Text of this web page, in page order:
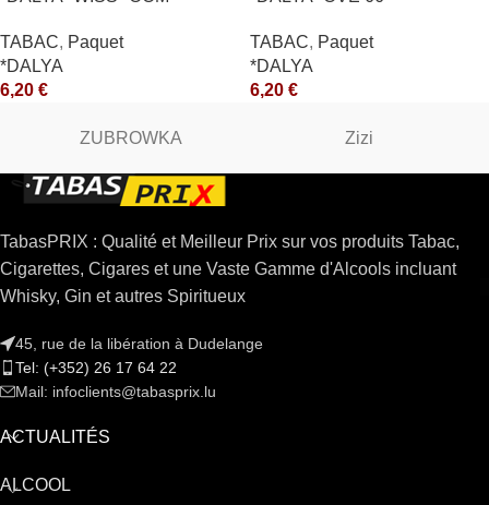
TABAC, Paquet
*DALYA
6,20 €
TABAC, Paquet
*DALYA
6,20 €
ZUBROWKA Zizi
TabasPRIX : Qualité et Meilleur Prix sur vos produits Tabac,
Cigarettes, Cigares et une Vaste Gamme d'Alcools incluant
Whisky, Gin et autres Spiritueux
45, rue de la libération à Dudelange
Tel: (+352) 26 17 64 22
Mail: infoclients@tabasprix.lu
ACTUALITÉS
ALCOOL